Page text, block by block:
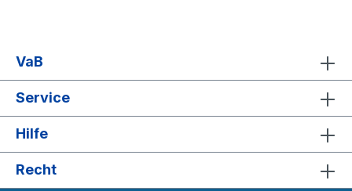
VaB
Service
Hilfe
Recht